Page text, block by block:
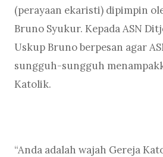
(perayaan ekaristi) dipimpin
Bruno Syukur. Kepada ASN
Uskup Bruno berpesan agar
sungguh-sungguh
Katolik.
“Anda adalah wajah Gereja